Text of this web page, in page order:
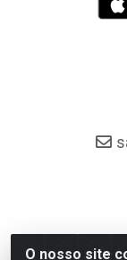
O nosso site